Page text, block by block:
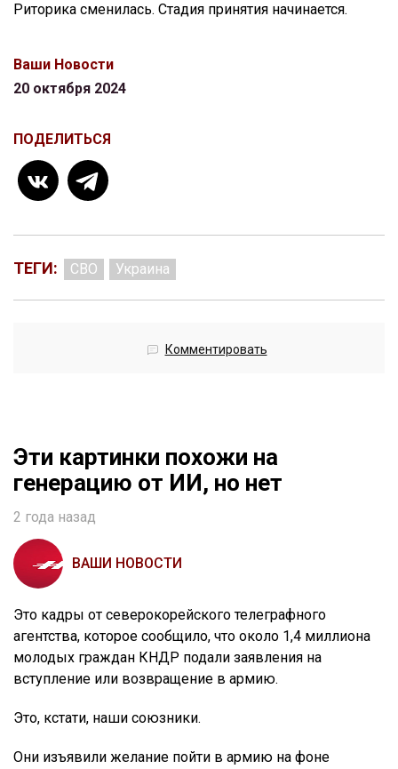
Риторика сменилась. Стадия принятия начинается.
Ваши Новости
20 октября 2024
ПОДЕЛИТЬСЯ
ТЕГИ: СВО Украина
Комментировать
Эти картинки похожи на
генерацию от ИИ, но нет
2 года назад
ВАШИ НОВОСТИ
Это кадры от северокорейского телеграфного
агентства, которое сообщило, что около 1,4 миллиона
молодых граждан КНДР подали заявления на
вступление или возвращение в армию.
Это, кстати, наши союзники.
Они изъявили желание пойти в армию на фоне